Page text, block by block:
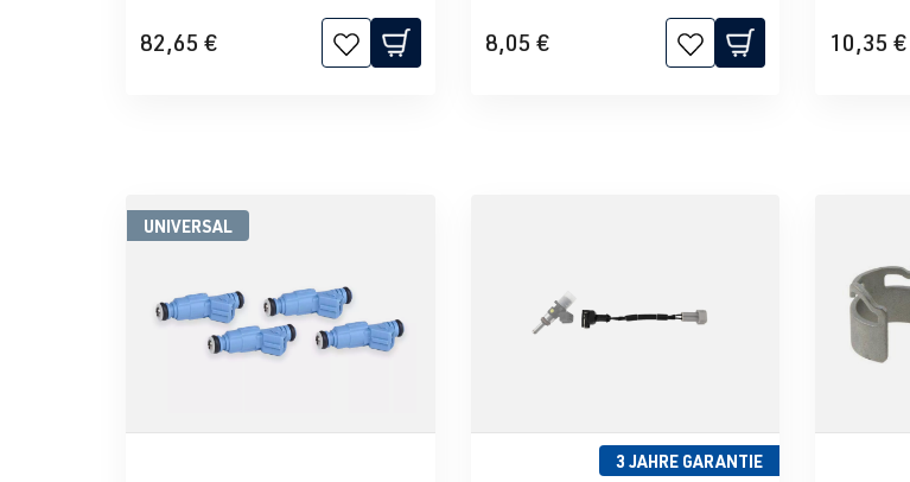
82,65 € 8,05 € 10,35 €
UNIVERSAL
3 JAHRE GARANTIE